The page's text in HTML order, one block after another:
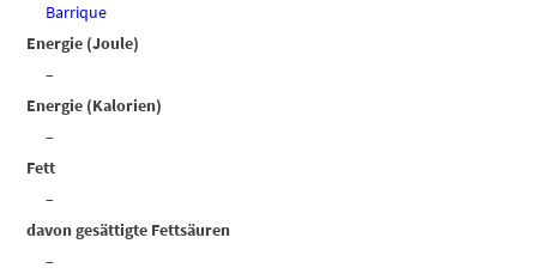
Barrique
Energie (Joule)
–
Energie (Kalorien)
–
Fett
–
davon gesättigte Fettsäuren
–